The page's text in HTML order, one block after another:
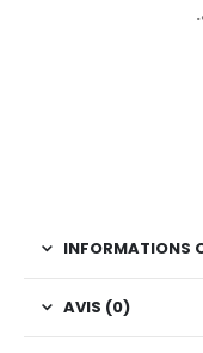
INFORMATIONS
AVIS (0)